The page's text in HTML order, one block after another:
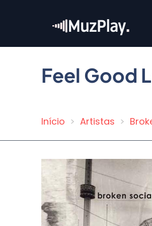
conteúdo
Feel Good
Trilha
navegação
Início Artistas